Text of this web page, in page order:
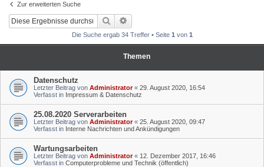
Zur erweiterten Suche
Suche
Die Suche ergab 34 Treffer • Seite 1 von 1
Themen
Datenschutz
Letzter Beitrag von Administrator« 29. August 2020, 16:54
Verfasst in Impressum & Datenschutz
25.08.2020 Serverarbeiten
Letzter Beitrag von Administrator« 25. August 2020, 09:47
Verfasst in Interne Nachrichten und Ankündigungen
Wartungsarbeiten
Letzter Beitrag von Administrator« 12. Dezember 2017, 16:46
Verfasst in Computerprobleme und Technik (öffentlich)